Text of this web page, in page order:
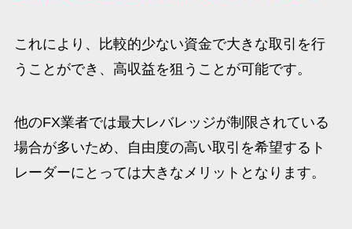
これにより、比較的少ない資金で大きな取引を行
うことができ、高収益を狙うことが可能です。
他のFX業者では最大レバレッジが制限されている
場合が多いため、自由度の高い取引を希望するト
レーダーにとっては大きなメリットとなります。